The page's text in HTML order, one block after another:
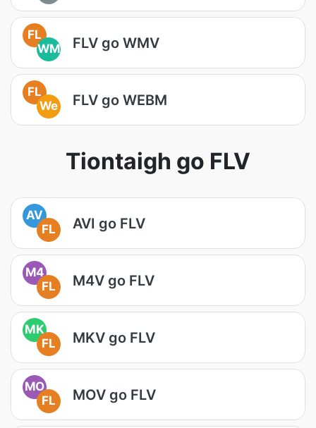
FL
WM
FLV go WMV
FL
We
FLV go WEBM
Tiontaigh go FLV
AV
FL
AVI go FLV
M4
FL
M4V go FLV
MK
FL
MKV go FLV
MO
FL
MOV go FLV